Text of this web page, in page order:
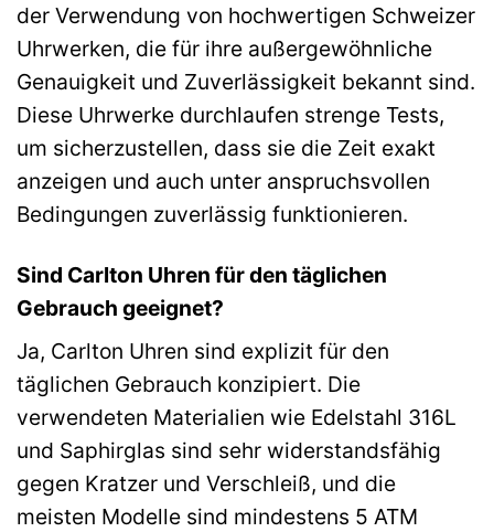
der Verwendung von hochwertigen Schweizer
Uhrwerken, die für ihre außergewöhnliche
Genauigkeit und Zuverlässigkeit bekannt sind.
Diese Uhrwerke durchlaufen strenge Tests,
um sicherzustellen, dass sie die Zeit exakt
anzeigen und auch unter anspruchsvollen
Bedingungen zuverlässig funktionieren.
Sind Carlton Uhren für den täglichen
Gebrauch geeignet?
Ja, Carlton Uhren sind explizit für den
täglichen Gebrauch konzipiert. Die
verwendeten Materialien wie Edelstahl 316L
und Saphirglas sind sehr widerstandsfähig
gegen Kratzer und Verschleiß, und die
meisten Modelle sind mindestens 5 ATM